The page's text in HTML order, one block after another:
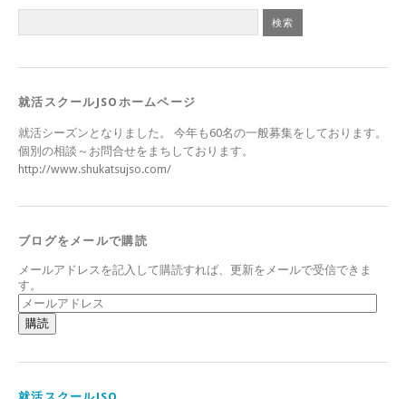
就活スクールJSOホームページ
就活シーズンとなりました。 今年も60名の一般募集をしております。
個別の相談～お問合せをまちしております。
http://www.shukatsujso.com/
ブログをメールで購読
メールアドレスを記入して購読すれば、更新をメールで受信できま
す。
メ
ー
ル
ド
ス